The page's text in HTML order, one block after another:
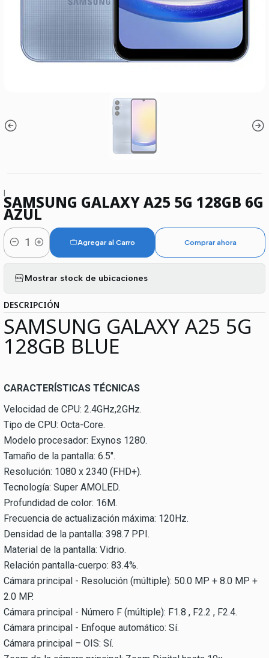
|SAMSUNG GALAXY A25 5G 128GB 6G
AZUL
Cantidad
Agregar al Carro Comprar ahora
Mostrar stock de ubicaciones
DESCRIPCIÓN
SAMSUNG GALAXY A25 5G
128GB BLUE
CARACTERÍSTICAS TÉCNICAS
Velocidad de CPU: 2.4GHz,2GHz.
Tipo de CPU: Octa-Core.
Modelo procesador: Exynos 1280.
Tamaño de la pantalla: 6.5".
Resolución: 1080 x 2340 (FHD+).
Tecnología: Super AMOLED.
Profundidad de color: 16M.
Frecuencia de actualización máxima: 120Hz.
Densidad de la pantalla: 398.7 PPI.
Material de la pantalla: Vidrio.
Relación pantalla-cuerpo: 83.4%.
Cámara principal - Resolución (múltiple): 50.0 MP + 8.0 MP +
2.0 MP.
Cámara principal - Número F (múltiple): F1.8 , F2.2 , F2.4.
Cámara principal - Enfoque automático: Sí.
Cámara principal – OIS: Sí.